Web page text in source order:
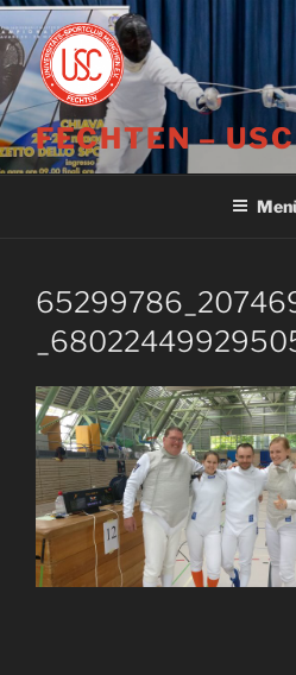
Zum
Inhalt
springen
FECHTEN –